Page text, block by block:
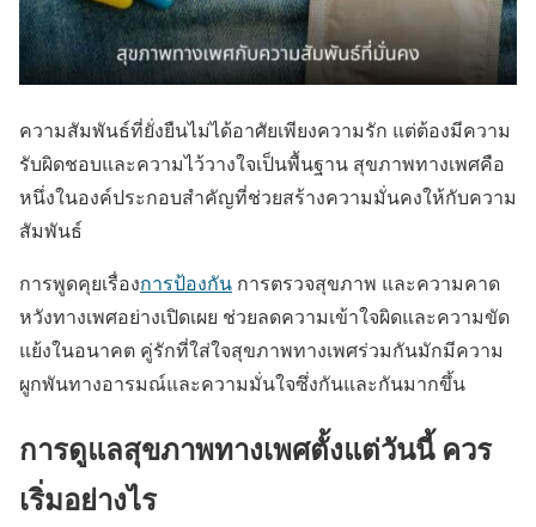
ความสัมพันธ์ที่ยั่งยืนไม่ได้อาศัยเพียงความรัก แต่ต้องมีความ
รับผิดชอบและความไว้วางใจเป็นพื้นฐาน สุขภาพทางเพศคือ
หนึ่งในองค์ประกอบสำคัญที่ช่วยสร้างความมั่นคงให้กับความ
สัมพันธ์
การพูดคุยเรื่องการป้องกัน การตรวจสุขภาพ และความคาด
หวังทางเพศอย่างเปิดเผย ช่วยลดความเข้าใจผิดและความขัด
แย้งในอนาคต คู่รักที่ใส่ใจสุขภาพทางเพศร่วมกันมักมีความ
ผูกพันทางอารมณ์และความมั่นใจซึ่งกันและกันมากขึ้น
การดูแลสุขภาพทางเพศตั้งแต่วันนี้ ควร
เริ่มอย่างไร